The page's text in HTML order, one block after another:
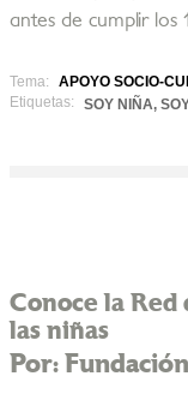
antes de cumplir los
Tema:
APOYO SOCIO-
Etiquetas:
SOY NIÑA,
Conoce la Red
las niñas
Por: